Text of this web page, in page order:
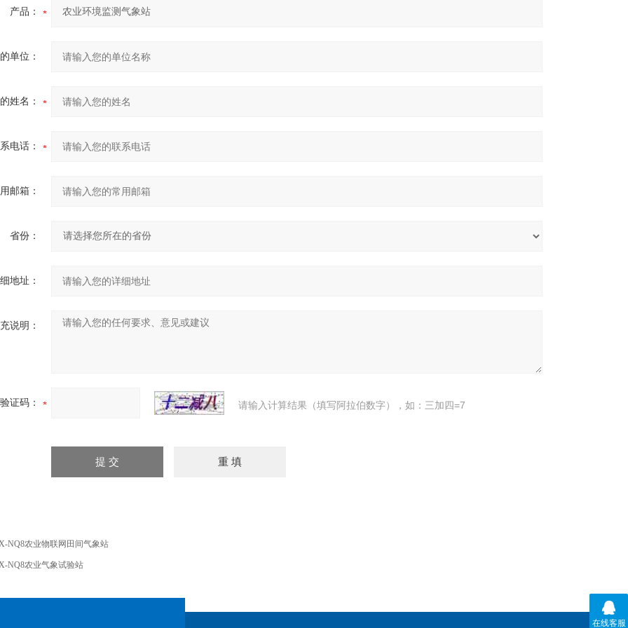
产品：
单位：
姓名：
电话：
邮箱：
省份：
地址：
说明：
验证码： 请输入计算结果（填写阿拉伯数字），如：三加四=7
NQ8农业物联网田间气象站
NQ8农业气象试验站
在线客服